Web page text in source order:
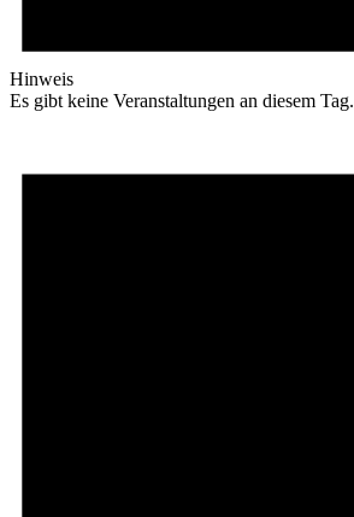
Hinweis
Es gibt keine Veranstaltungen an diesem Tag.